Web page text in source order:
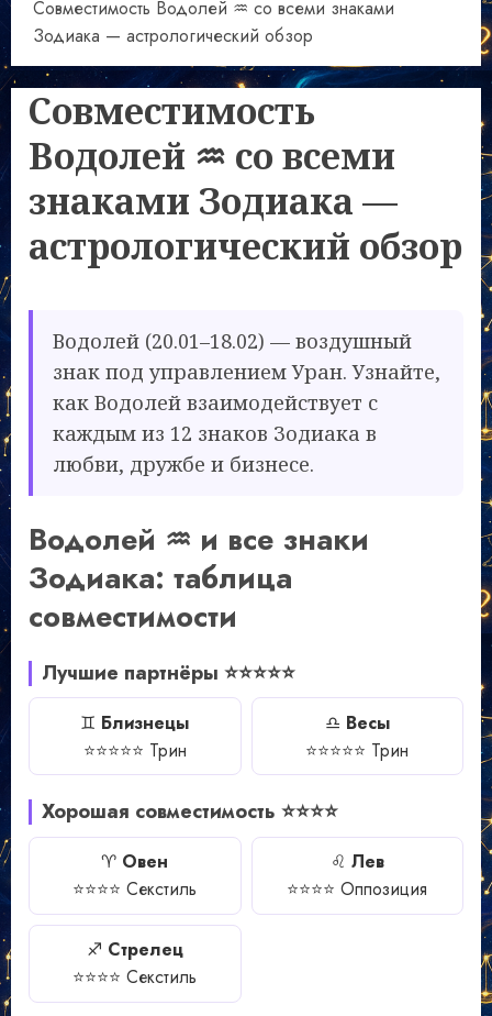
Совместимость Водолей ♒ со всеми знаками
Зодиака — астрологический обзор
Совместимость
Водолей ♒ со всеми
знаками Зодиака —
астрологический обзор
Водолей (20.01–18.02) — воздушный
знак под управлением Уран. Узнайте,
как Водолей взаимодействует с
каждым из 12 знаков Зодиака в
любви, дружбе и бизнесе.
Водолей ♒ и все знаки
Зодиака: таблица
совместимости
Лучшие партнёры ⭐⭐⭐⭐⭐
♊ Близнецы
⭐⭐⭐⭐⭐ Трин
♎ Весы
⭐⭐⭐⭐⭐ Трин
Хорошая совместимость ⭐⭐⭐⭐
♈ Овен
⭐⭐⭐⭐ Секстиль
♌ Лев
⭐⭐⭐⭐ Оппозиция
♐ Стрелец
⭐⭐⭐⭐ Секстиль